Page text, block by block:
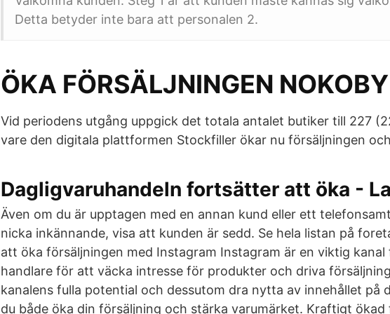
Detta betyder inte bara att personalen 2.
ÖKA FÖRSÄLJNINGEN NOKOBY
Vid periodens utgång uppgick det totala antalet butiker till 227
vare den digitala plattformen Stockfiller ökar nu försäljningen
Dagligvaruhandeln fortsätter att öka -
Även om du är upptagen med en annan kund eller ett
nicka inkännande, visa att kunden är sedd. Se hela listan på
att öka försäljningen med Instagram Instagram är en viktig
handlare för att väcka intresse för produkter och driva
kanalens fulla potential och dessutom dra nytta av innehållet på
du både öka din försäljning och stärka varumärket. Kraftigt ökad